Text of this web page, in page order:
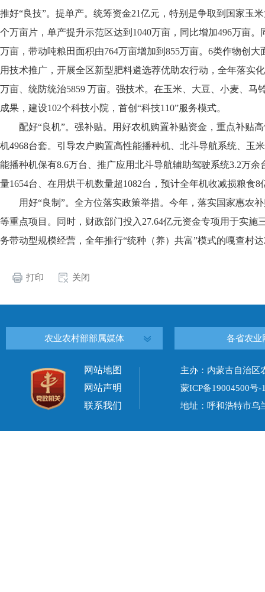
推好“良技”。提单产。统筹资金21亿元，特别是争取到国家玉
个万亩片，单产提升示范区达到1040万亩，同比增加496万亩
万亩，带动吨粮田面积由764万亩增加到855万亩。6类作物创
用技术推广，开展全区新型肥料遴选荐优助农行动，全年落实
万亩、统防统治5859 万亩。强技术。在玉米、大豆、小麦、
成果，建设102个科技小院，首创“科技110”服务模式。
配好“良机”。强补贴。用好农机购置补贴资金，重点补贴
机4968台套。引导农户购置高性能播种机、北斗导航系统、玉
能播种机保有8.6万台、推广应用北斗导航辅助驾驶系统3.2万
量1654台、在用烘干机数量超1082台，预计全年机收减损粮食
用好“良制”。全方位落实政策举措。今年，落实国家惠农
等重点项目。同时，财政部门投入27.64亿元资金专项用于实
务带动型规模经营，全年推行“统种（养）共富”模式的嘎查村
打印 关闭
农业农村部部属媒体 各省农业
网站地图
网站声明
联系我们
主办：内蒙古自治
蒙ICP备19004500号-
地址：呼和浩特市